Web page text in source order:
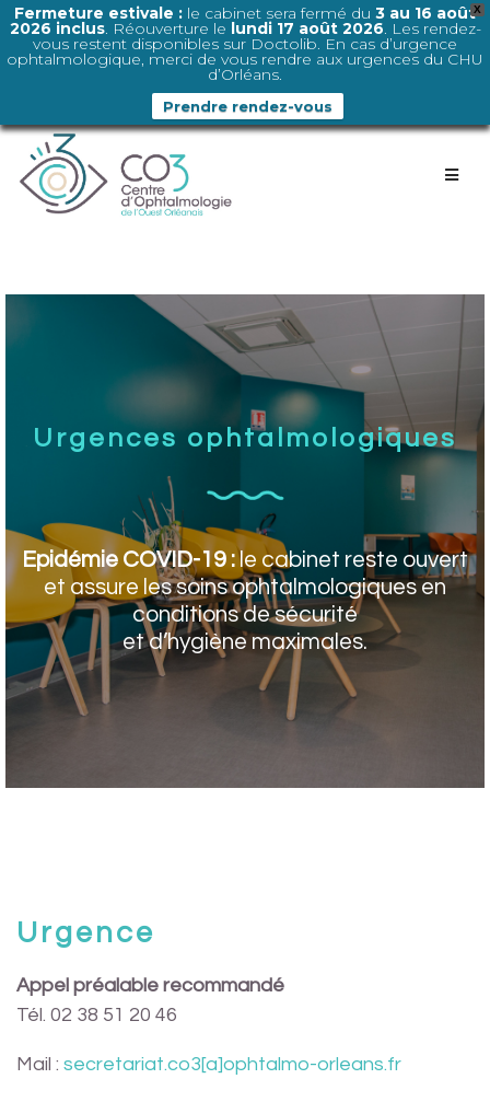
X
Fermeture estivale : le cabinet sera fermé du 3 au 16 août
2026 inclus. Réouverture le lundi 17 août 2026. Les rendez-
vous restent disponibles sur Doctolib. En cas d’urgence
ophtalmologique, merci de vous rendre aux urgences du CHU
d’Orléans.
Prendre rendez-vous
Urgences ophtalmologiques
Epidémie COVID-19 :le cabinet reste ouvert
et assure les soins ophtalmologiques en
conditions de sécurité
et d’hygiène maximales.
Urgence
Appel préalable recommandé
Tél. 02 38 51 20 46
Mail : secretariat.co3[a]ophtalmo-orleans.fr